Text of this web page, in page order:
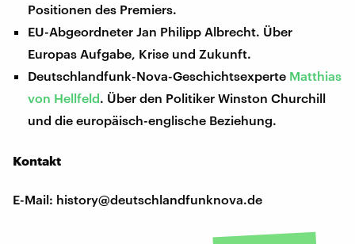
Positionen des Premiers.
EU-Abgeordneter Jan Philipp Albrecht. Über
Europas Aufgabe, Krise und Zukunft.
Deutschlandfunk-Nova-Geschichtsexperte Matthias
von Hellfeld. Über den Politiker Winston Churchill
und die europäisch-englische Beziehung.
Kontakt
E-Mail: history@deutschlandfunknova.de